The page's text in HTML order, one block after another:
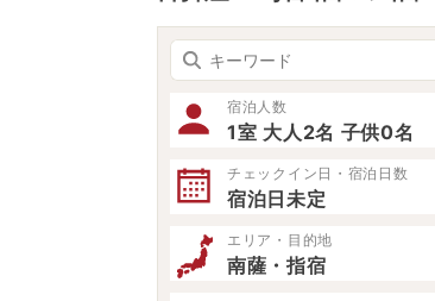
宿泊人数
1室 大人2名 子供0名
チェックイン日・宿泊日数
宿泊日未定
エリア・目的地
南薩・指宿